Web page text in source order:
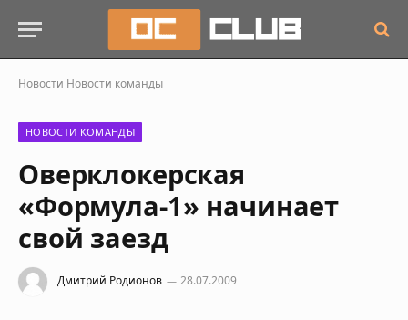
Новости Новости команды
НОВОСТИ КОМАНДЫ
Оверклокерская
«Формула-1» начинает
свой заезд
Дмитрий Родионов 28.07.2009